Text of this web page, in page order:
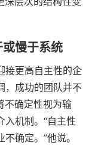
慢于系统
接更高自主性的企
，成功的团队并不
不确定性视为输
入机制。“自主性
确定。”他说。